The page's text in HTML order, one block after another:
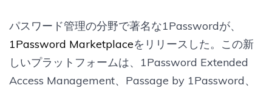
パスワード管理の分野で著名な1Passwordが、
1Password Marketplaceをリリースした。この新
しいプラットフォームは、1Password Extended
Access Management、Passage by 1Password、